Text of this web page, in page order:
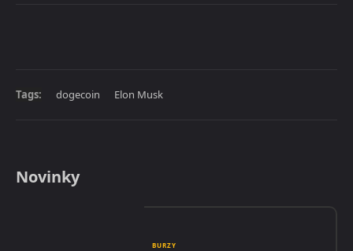
Tags: dogecoin Elon Musk
Novinky
BURZY